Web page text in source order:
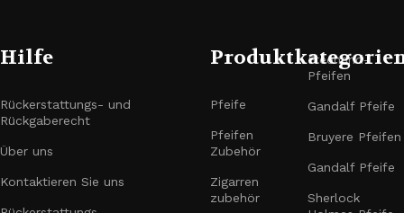
Hilfe
Rückerstattungs- und
Rückgaberecht
Über uns
Kontaktieren Sie uns
Pfeife
Pfeifen
Zubehör
Zigarren
zubehör
Freehand-
Pfeifen
Gandalf Pfeife
Bruyere Pfeifen
Gandalf Pfeife
Sherlock